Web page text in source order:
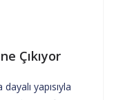
Çıkıyor
yapısıyla